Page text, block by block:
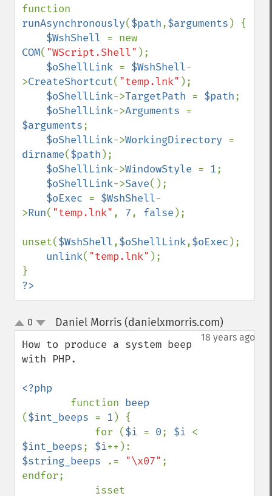
runAsynchronously($path,$arguments ) {
$WshShell
COM( "WScript.Shell" );
$oShellLink = $WshShell-
>CreateShortcut( "temp.lnk" );
$oShellLink->TargetPath = $path;
$oShellLink->Arguments
$arguments;
$oShellLink->WorkingDirectory
dirname($path );
$oShellLink->WindowStyle = 1;
$oShellLink->Save();
$oExec = $WshShell-
>Run( "temp.lnk" , 7, false );
unset($WshShell,$oShellLink,$oExec );
unlink( "temp.lnk" );
?>
up
down
0 Daniel Morris (danielxmorris.com)
18 years ago
How to produce a system beep
with PHP.
<?php
function
($int_beeps = 1 ) {
            for (
$i = 0; $i
$int_beeps; $i
$string_beeps
.= "\x07" ;
endfor;